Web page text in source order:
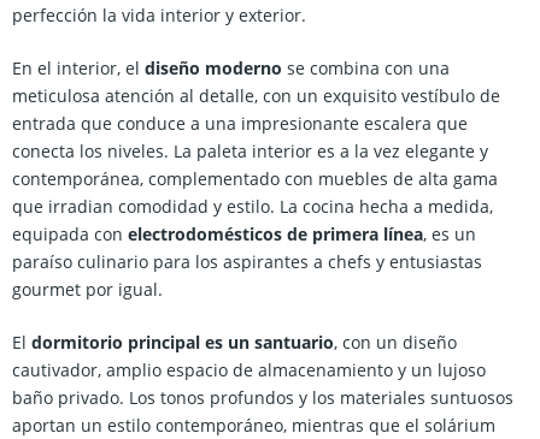
perfección la vida interior y exterior.
En el interior, el diseño moderno se combina con una
meticulosa atención al detalle, con un exquisito vestíbulo de
entrada que conduce a una impresionante escalera que
conecta los niveles. La paleta interior es a la vez elegante y
contemporánea, complementado con muebles de alta gama
que irradian comodidad y estilo. La cocina hecha a medida,
equipada con electrodomésticos de primera línea, es un
paraíso culinario para los aspirantes a chefs y entusiastas
gourmet por igual.
El dormitorio principal es un santuario, con un diseño
cautivador, amplio espacio de almacenamiento y un lujoso
baño privado. Los tonos profundos y los materiales suntuosos
aportan un estilo contemporáneo, mientras que el solárium